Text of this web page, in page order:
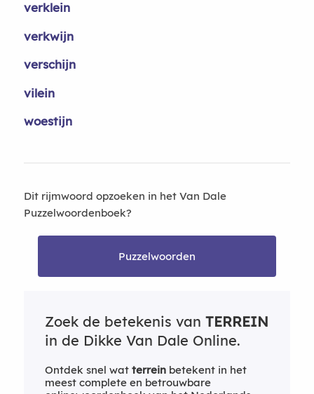
verklein
verkwijn
verschijn
vilein
woestijn
Dit rijmwoord opzoeken in het Van Dale
Puzzelwoordenboek?
Puzzelwoorden
Zoek de betekenis van TERREIN
in de Dikke Van Dale Online.
Ontdek snel wat terreinbetekent in het
meest complete en betrouwbare